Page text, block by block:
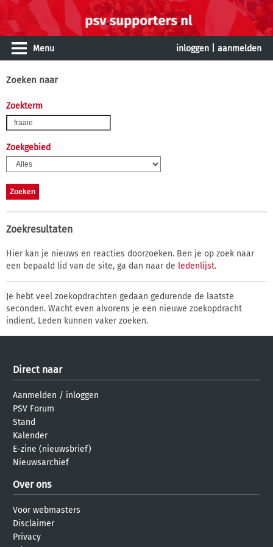
Menu inloggen aanmelden
Zoeken naar
Zoekterm
Zoekgebied
Zoekresultaten
Hier kan je nieuws en reacties doorzoeken. Ben je op zoek naar
een bepaald lid van de site, ga dan naar de ledenlijst.
Je hebt veel zoekopdrachten gedaan gedurende de laatste
seconden. Wacht even alvorens je een nieuwe zoekopdracht
indient. Leden kunnen vaker zoeken.
Direct naar
Aanmelden / inloggen
PSV Forum
Stand
Kalender
E-zine (nieuwsbrief)
Nieuwsarchief
Over ons
Voor webmasters
Disclaimer
Privacy